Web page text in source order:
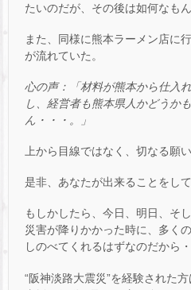
たいのだが、その後は如何なも
また、同様に熊本ラーメン店に
が流れていた。
心の声：「材料が熊本から仕入
し、経営者も熊本県人かどうか
ん・・・。」
上から目線ではなく、切なる願
是非、あなたが出来ることをし
もしかしたら、今日、明日、そ
災害が降りかかった時に、多く
しのべてくれるはずなのだから・
“阪神淡路大震災”を経験された方